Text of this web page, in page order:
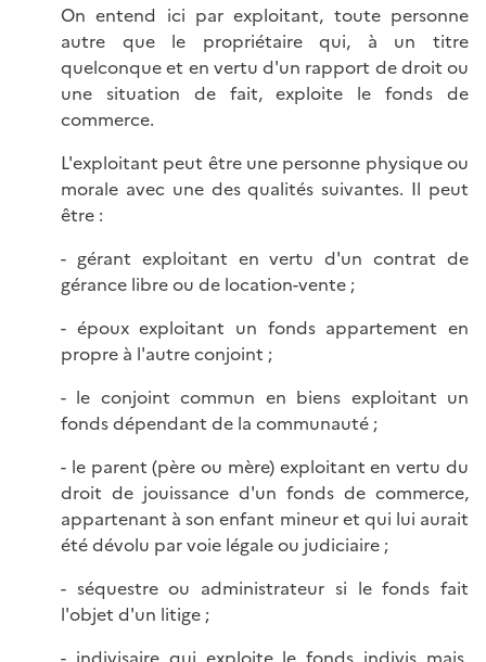
On entend ici par exploitant, toute personne
autre que le propriétaire qui, à un titre
quelconque et en vertu d'un rapport de droit ou
une situation de fait, exploite le fonds de
commerce.
L'exploitant peut être une personne physique ou
morale avec une des qualités suivantes. Il peut
être :
- gérant exploitant en vertu d'un contrat de
gérance libre ou de location-vente ;
- époux exploitant un fonds appartement en
propre à l'autre conjoint ;
- le conjoint commun en biens exploitant un
fonds dépendant de la communauté ;
- le parent (père ou mère) exploitant en vertu du
droit de jouissance d'un fonds de commerce,
appartenant à son enfant mineur et qui lui aurait
été dévolu par voie légale ou judiciaire ;
- séquestre ou administrateur si le fonds fait
l'objet d'un litige ;